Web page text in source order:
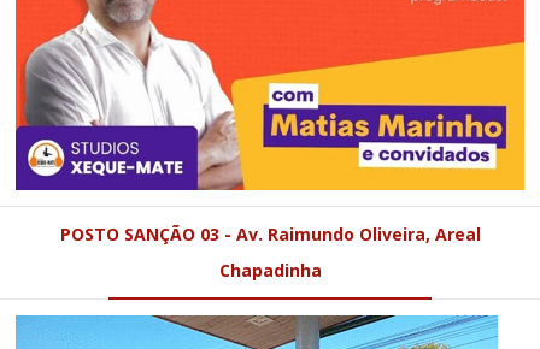
POSTO SANÇÃO 03 - Av. Raimundo Oliveira, Areal
Chapadinha